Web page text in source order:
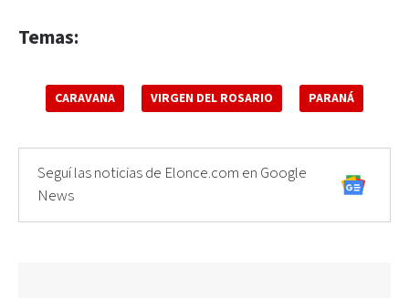
Temas:
CARAVANA VIRGEN DEL ROSARIO PARANÁ
Seguí las noticias de Elonce.com en Google
News